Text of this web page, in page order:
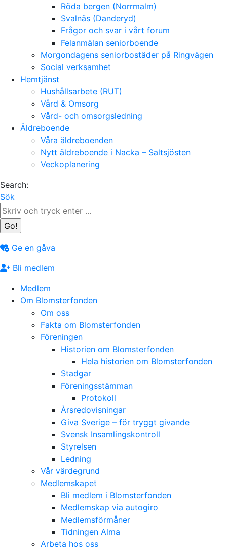
Röda bergen (Norrmalm)
Svalnäs (Danderyd)
Frågor och svar i vårt forum
Felanmälan seniorboende
Morgondagens seniorbostäder på Ringvägen
Social verksamhet
Hemtjänst
Hushållsarbete (RUT)
Vård & Omsorg
Vård- och omsorgsledning
Äldreboende
Våra äldreboenden
Nytt äldreboende i Nacka – Saltsjösten
Veckoplanering
Search:
Sök
Ge en gåva
Bli medlem
Medlem
Om Blomsterfonden
Om oss
Fakta om Blomsterfonden
Föreningen
Historien om Blomsterfonden
Hela historien om Blomsterfonden
Stadgar
Föreningsstämman
Protokoll
Årsredovisningar
Giva Sverige – för tryggt givande
Svensk Insamlingskontroll
Styrelsen
Ledning
Vår värdegrund
Medlemskapet
Bli medlem i Blomsterfonden
Medlemskap via autogiro
Medlemsförmåner
Tidningen Alma
Arbeta hos oss